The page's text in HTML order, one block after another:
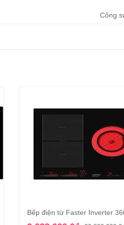
Công
Thêm vào giỏ
Bếp điện từ Faster Inverter